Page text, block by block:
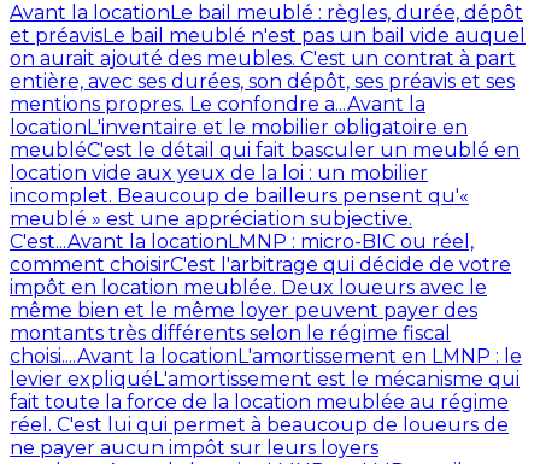
Avant la locationLe bail meublé : règles, durée, dépôt
et préavisLe bail meublé n'est pas un bail vide auquel
on aurait ajouté des meubles. C'est un contrat à part
entière, avec ses durées, son dépôt, ses préavis et ses
mentions propres. Le confondre a...Avant la
locationL'inventaire et le mobilier obligatoire en
meubléC'est le détail qui fait basculer un meublé en
location vide aux yeux de la loi : un mobilier
incomplet. Beaucoup de bailleurs pensent qu'«
meublé » est une appréciation subjective.
C'est...Avant la locationLMNP : micro-BIC ou réel,
comment choisirC'est l'arbitrage qui décide de votre
impôt en location meublée. Deux loueurs avec le
même bien et le même loyer peuvent payer des
montants très différents selon le régime fiscal
choisi....Avant la locationL'amortissement en LMNP : le
levier expliquéL'amortissement est le mécanisme qui
fait toute la force de la location meublée au régime
réel. C'est lui qui permet à beaucoup de loueurs de
ne payer aucun impôt sur leurs loyers